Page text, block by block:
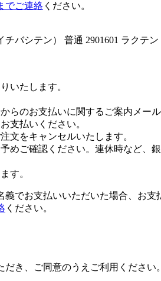
でご連絡 ください。
バシテン） 普通 2901601 ラクテン
いたします。
のお支払いに関するご案内メー
支払いください。
文をキャンセルいたします。
めご確認ください。連休時など、
す。
でお支払いいただいた場合、お支
ください。
だき、ご同意のうえご利用ください。